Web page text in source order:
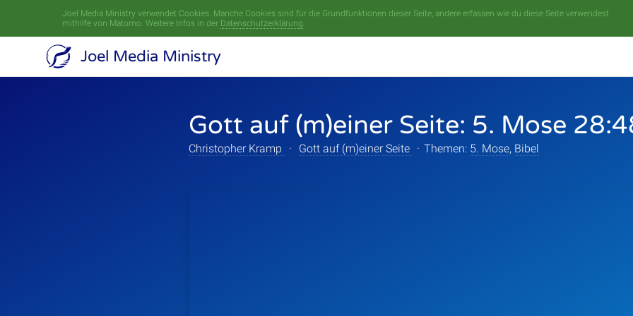
Joel Media Ministry verwendet Cookies. Manche Cookies sind für die Grundfunktionen dieser Seite, andere erfassen wie du diese Seite verwendest
mithilfe von Matomo. Weitere Infos in der Datenschutzerklärung.
Joel Media Ministry
Gott auf (m)einer Seite: 5. Mose
Christopher Kramp · Gott auf (m)einer Seite · Themen: 5. Mose, Bibel